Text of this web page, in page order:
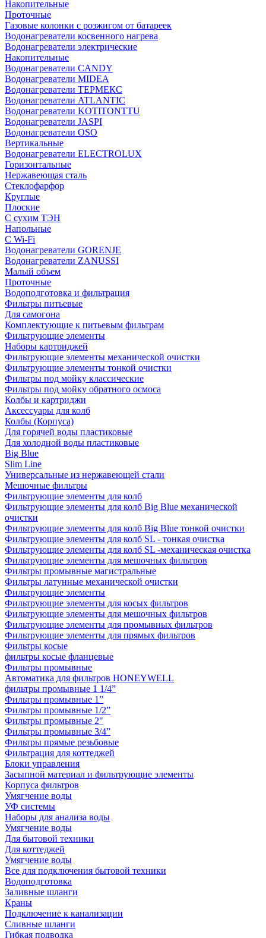
Накопительные
Проточные
Газовые колонки с розжигом от батареек
Водонагреватели косвенного нагрева
Водонагреватели электрические
Накопительные
Водонагреватели CANDY
Водонагреватели MIDEA
Водонагреватели ТЕРМЕКС
Водонагреватели ATLANTIC
Водонагреватели KOTITONTTU
Водонагреватели JASPI
Водонагреватели OSO
Вертикальные
Водонагреватели ELECTROLUX
Горизонтальные
Нержавеющая сталь
Стеклофарфор
Круглые
Плоские
С сухим ТЭН
Напольные
С Wi-Fi
Водонагреватели GORENJE
Водонагреватели ZANUSSI
Малый объем
Проточные
Водоподготовка и фильтрация
Фильтры питьевые
Для самогона
Комплектующие к питьевым фильтрам
Фильтрующие элементы
Наборы картриджей
Фильтрующие элементы механической очистки
Фильтрующие элементы тонкой очистки
Фильтры под мойку классические
Фильтры под мойку обратного осмоса
Колбы и картриджи
Аксессуары для колб
Колбы (Корпуса)
Для горячей воды пластиковые
Для холодной воды пластиковые
Big Blue
Slim Line
Универсальные из нержавеющей стали
Мешочные фильтры
Фильтрующие элементы для колб
Фильтрующие элементы для колб Big Blue механической
очистки
Фильтрующие элементы для колб Big Blue тонкой очистки
Фильтрующие элементы для колб SL - тонкая очистка
Фильтрующие элементы для колб SL -механическая очистка
Фильтрующие элементы для мешочных фильтров
Фильтры промывные магистральные
Фильтры латунные механической очистки
Фильтрующие элементы
Фильтрующие элементы для косых фильтров
Фильтрующие элементы для мешочных фильтров
Фильтрующие элементы для промывных фильтров
Фильтрующие элементы для прямых фильтров
Фильтры косые
фильтры косые фланцевые
Фильтры промывные
Автоматика для фильтров HONEYWELL
фильтры промывные 1 1/4”
Фильтры промывные 1”
Фильтры промывные 1/2”
Фильтры промывные 2"
Фильтры промывные 3/4”
Фильтры прямые резьбовые
Фильтрация для коттеджей
Блоки управления
Засыпной материал и фильтрующие элементы
Корпуса фильтров
Умягчение воды
УФ системы
Наборы для анализа воды
Умягчение воды
Для бытовой техники
Для коттеджей
Умягчение воды
Все для подключения бытовой техники
Водоподготовка
Заливные шланги
Краны
Подключение к канализации
Сливные шланги
Гибкая подводка